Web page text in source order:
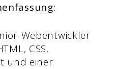
Webentwickler
CSS,
und einer